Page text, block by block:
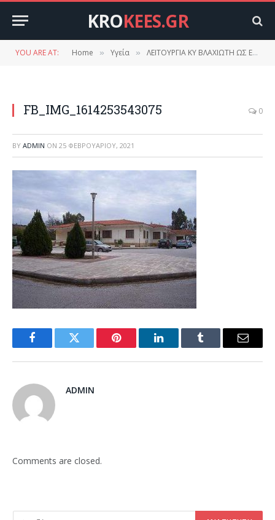
KROKEES.GR
YOU ARE AT: Home » Υγεία » ΛΕΙΤΟΥΡΓΙΑ ΚΥ ΒΛΑΧΙΩΤΗ ΩΣ ΕΜΒΟΛΙΑΣΤΙΚΟ ΚΕΝΤΡΟ
FB_IMG_1614253543075 0
BY ADMIN ON 25 ΦΕΒΡΟΥΑΡΊΟΥ, 2021
FacebookTwitter Pinterest LinkedInTumblr Email
ADMIN
Comments are closed.